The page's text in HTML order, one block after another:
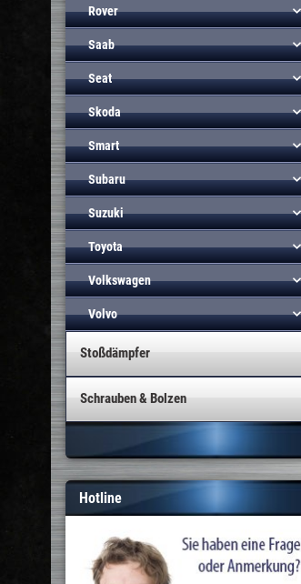
Rover
Saab
Seat
Skoda
Smart
Subaru
Suzuki
Toyota
Volkswagen
Volvo
Stoßdämpfer
Schrauben & Bolzen
Hotline